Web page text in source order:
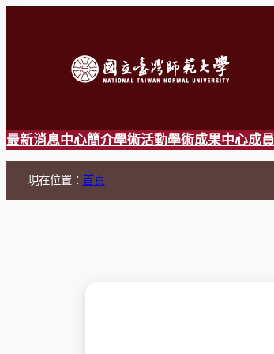
最新消息中心簡介學術活動學術成果中心成員
現在位置： 首頁